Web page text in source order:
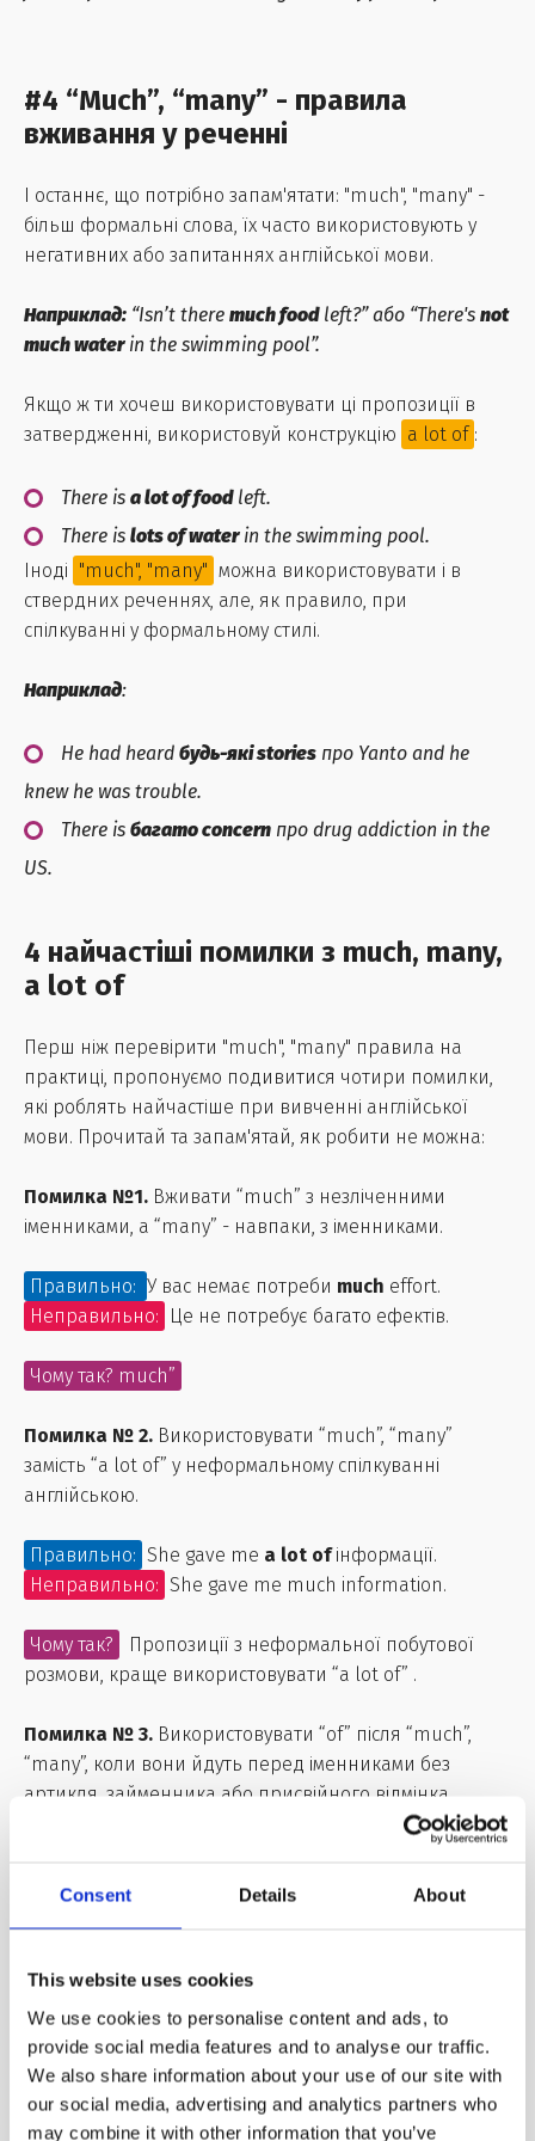
Consent Details About
This website uses cookies
We use cookies to personalise content and ads, to
provide social media features and to analyse our traffic.
We also share information about your use of our site with
our social media, advertising and analytics partners who
may combine it with other information that you’ve
#4 “Much”, “many” - правила
вживання у реченні
І останнє, що потрібно запам'ятати: "much", "many" -
більш формальні слова, їх часто використовують у
негативних або запитаннях англійської мови.
Наприклад: “Isn’t there much foodleft?” або “There's not
much waterin the swimming pool”.
Якщо ж ти хочеш використовувати ці пропозиції в
затвердженні, використовуй конструкцію a lot of :
There is a lot of foodleft.
There is lots of waterin the swimming pool.
Іноді "much", "many" можна використовувати і в
ствердних реченнях, але, як правило, при
спілкуванні у формальному стилі.
Наприклад:
He had heard будь-які stories про Yanto and he
knew he was trouble.
There is багато concern про drug addiction in the
US.
4 найчастіші помилки з much, many,
a lot of
Перш ніж перевірити "much", "many" правила на
практиці, пропонуємо подивитися чотири помилки,
які роблять найчастіше при вивченні англійської
мови. Прочитай та запам'ятай, як робити не можна:
Помилка №1. Вживати “much” з незліченними
іменниками, а “many” - навпаки, з іменниками.
Правильно: У вас немає потреби much effort.
Неправильно:
Це не потребує багато ефектів.
Чому так? much”
Помилка № 2. Використовувати “much”, “many”
замість “a lot of” у неформальному спілкуванні
англійською.
Правильно: She gave me a lot ofінформації.
Неправильно: She gave me much information.
Чому так?
Пропозиції з неформальної побутової
розмови, краще використовувати “a lot of” .
Помилка № 3. Використовувати “of” після “much”,
“many”, коли вони йдуть перед іменниками без
артикля, займенника або присвійного відмінка.
Неправильно:
They haven’t made many of friends
Чому так? У цій пропозиції після “many” йде іменник
не потрібно додавати “of”.
Помилка №4. Вживати “a lot of” без іменника.